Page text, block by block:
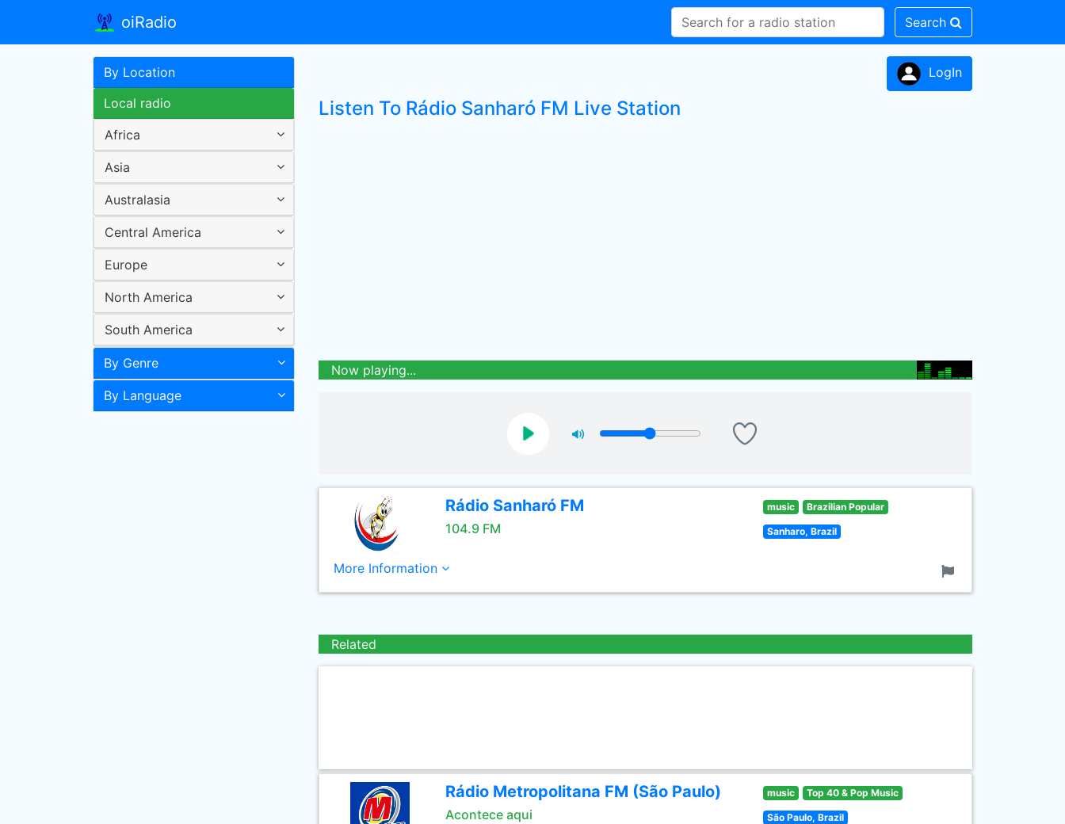
oiRadio Search
By Location
Local radio
Africa
Asia
Australasia
Central America
Europe
North America
South America
By Genre
By Language
LogIn
Listen To Rádio Sanharó FM Live Station
Now playing...
Rádio Sanharó FM
104.9 FM
music Brazilian Popular
Sanharo, Brazil
More Information
Related
Rádio Metropolitana FM (São Paulo)
Acontece aqui
music Top 40 & Pop Music
São Paulo, Brazil